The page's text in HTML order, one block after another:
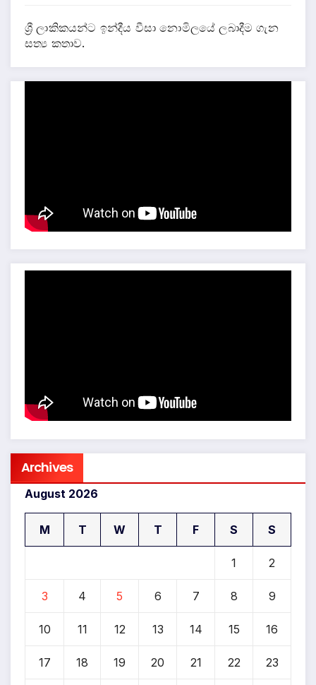
ශ්‍රී ලාකිකයන්ට ඉන්දීය වීසා නොමිලයේ ලබාදීම ගැන
සත්‍ය කතාව.
Archives
August 2026
M T W T F S S
1 2
3 4 5 6 7 8 9
10 11 12 13 14 15 16
17 18 19 20 21 22 23